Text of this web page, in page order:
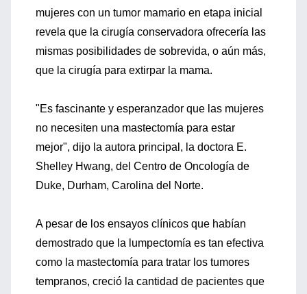
mujeres con un tumor mamario en etapa inicial
revela que la cirugía conservadora ofrecería las
mismas posibilidades de sobrevida, o aún más,
que la cirugía para extirpar la mama.
"Es fascinante y esperanzador que las mujeres
no necesiten una mastectomía para estar
mejor", dijo la autora principal, la doctora E.
Shelley Hwang, del Centro de Oncología de
Duke, Durham, Carolina del Norte.
A pesar de los ensayos clínicos que habían
demostrado que la lumpectomía es tan efectiva
como la mastectomía para tratar los tumores
tempranos, creció la cantidad de pacientes que